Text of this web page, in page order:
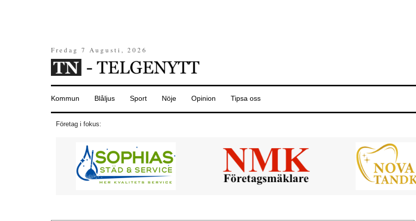
Fredag 7 Augusti, 2026
Kommun Blåljus Sport Nöje Opinion Tipsa oss
Företag i fokus: